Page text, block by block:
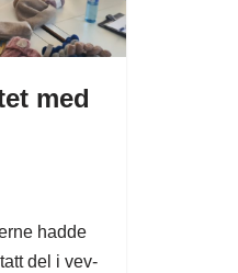
med
hadde
del i vev-